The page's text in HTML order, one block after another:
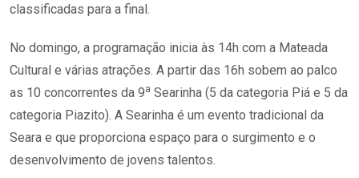
classificadas para a final.
No domingo, a programação inicia às 14h com a Mateada
Cultural e várias atrações. A partir das 16h sobem ao palco
as 10 concorrentes da 9a Searinha (5 da categoria Piá e 5 da
categoria Piazito). A Searinha é um evento tradicional da
Seara e que proporciona espaço para o surgimento e o
desenvolvimento de jovens talentos.